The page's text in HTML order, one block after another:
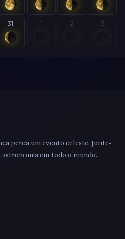
31 1 2 3
perca um evento celeste. Junte-
astronomia em todo o mundo.